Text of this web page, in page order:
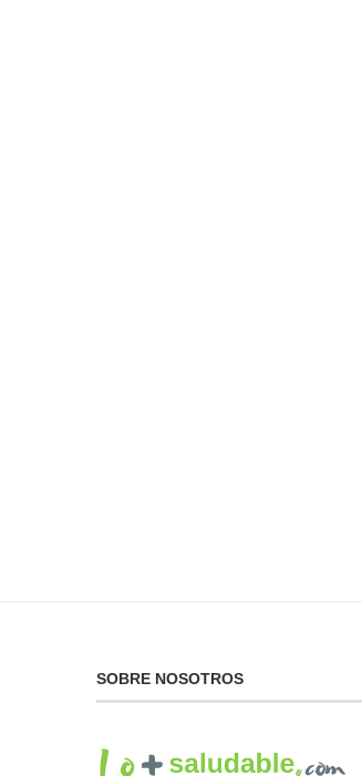
SOBRE NOSOTROS